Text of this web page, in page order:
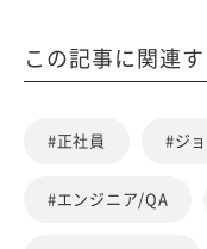
この記事に関連
#正社員 #ジ
#エンジニア/QA